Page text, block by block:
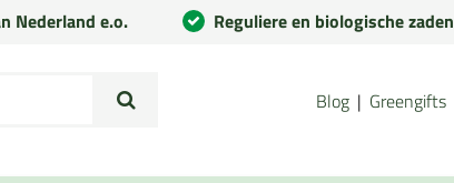
Nederland e.o. Reguliere en biologische zaden
Blog Greengifts